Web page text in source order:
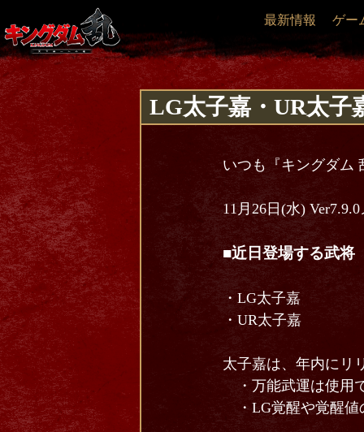
最新情報 ゲー
LG太子嘉・UR太子
いつも『キングダム
11月26日(水)
■近日登場する武将
・LG太子嘉
・UR太子嘉
太子嘉は、年内にリ
・万能武運は使用
・LG覚醒や覚醒値